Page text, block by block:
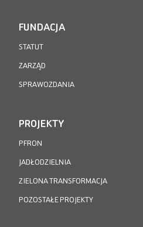
FUNDACJA
STATUT
ZARZĄD
SPRAWOZDANIA
PROJEKTY
PFRON
JADŁODZIELNIA
ZIELONA TRANSFORMACJA
POZOSTAŁE PROJEKTY